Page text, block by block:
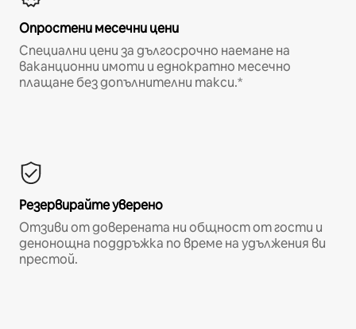
Опростени месечни цени
Специални цени за дългосрочно наемане на
ваканционни имоти и еднократно месечно
плащане без допълнителни такси.*
Резервирайте уверено
Отзиви от доверената ни общност от гости и
денонощна поддръжка по време на удължения ви
престой.